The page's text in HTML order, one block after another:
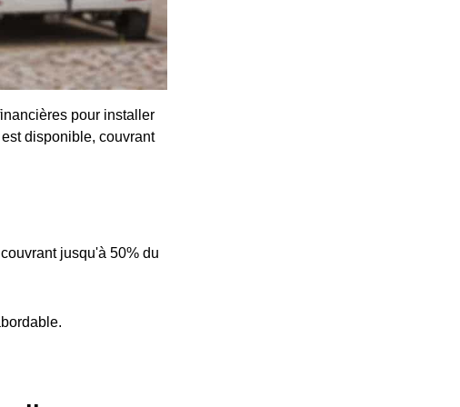
pour installer
disponible, couvrant
jusqu'à 50% du